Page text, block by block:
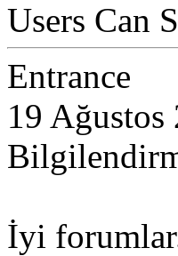
Users Can
Entrance
19 Ağustos
İyi